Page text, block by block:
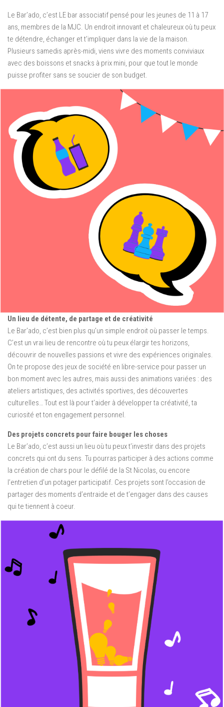
Le Bar’ado, c’est LE bar associatif pensé pour les jeunes de 11 à 17
ans, membres de la MJC. Un endroit innovant et chaleureux où tu peux
te détendre, échanger et t’impliquer dans la vie de la maison.
Plusieurs samedis après-midi, viens vivre des moments conviviaux
avec des boissons et snacks à prix mini, pour que tout le monde
puisse profiter sans se soucier de son budget.
Un lieu de détente, de partage et de créativité
Le Bar’ado, c’est bien plus qu’un simple endroit où passer le temps.
C’est un vrai lieu de rencontre où tu peux élargir tes horizons,
découvrir de nouvelles passions et vivre des expériences originales.
On te propose des jeux de société en libre-service pour passer un
bon moment avec les autres, mais aussi des animations variées : des
ateliers artistiques, des activités sportives, des découvertes
culturelles… Tout est là pour t’aider à développer ta créativité, ta
curiosité et ton engagement personnel.
Des projets concrets pour faire bouger les choses
Le Bar’ado, c’est aussi un lieu où tu peux t’investir dans des projets
concrets qui ont du sens. Tu pourras participer à des actions comme
la création de chars pour le défilé de la St Nicolas, ou encore
l’entretien d’un potager participatif. Ces projets sont l’occasion de
partager des moments d’entraide et de t’engager dans des causes
qui te tiennent à coeur.